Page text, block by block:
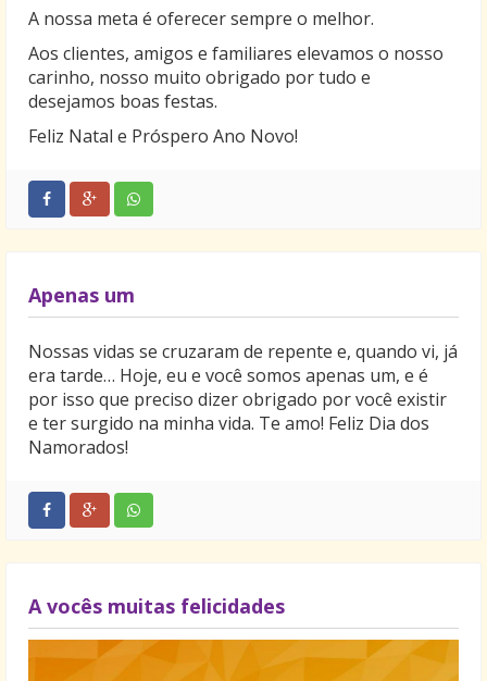
A nossa meta é oferecer sempre o melhor.
Aos clientes, amigos e familiares elevamos o nosso
carinho, nosso muito obrigado por tudo e
desejamos boas festas.
Feliz Natal e Próspero Ano Novo!
Apenas um
Nossas vidas se cruzaram de repente e, quando vi, já
era tarde… Hoje, eu e você somos apenas um, e é
por isso que preciso dizer obrigado por você existir
e ter surgido na minha vida. Te amo! Feliz Dia dos
Namorados!
A vocês muitas felicidades